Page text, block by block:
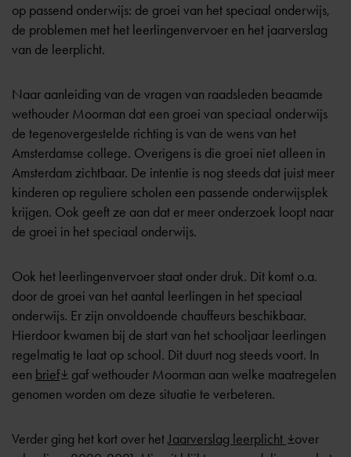
op passend onderwijs: de groei van het speciaal onderwijs,
de problemen met het leerlingenvervoer en het jaarverslag
van de leerplicht.
Naar aanleiding van de vragen van raadsleden beaamde
wethouder Moorman dat een groei van speciaal onderwijs
de tegenovergestelde richting is van de wens van het
Amsterdamse college. Overigens is die groei niet alleen in
Amsterdam zichtbaar. De intentie is nog steeds dat juist meer
kinderen op reguliere scholen een passende onderwijsplek
krijgen. Ook geeft ze aan dat er meer onderzoek loopt naar
de groei in het speciaal onderwijs.
Ook het leerlingenvervoer staat onder druk. Dit komt o.a.
door de groei van het aantal leerlingen in het speciaal
onderwijs. Er zijn onvoldoende chauffeurs beschikbaar.
Hierdoor kwamen bij de start van het schooljaar leerlingen
regelmatig te laat op school. Dit duurt nog steeds voort. In
een brief
gaf wethouder Moorman aan welke maatregelen
genomen worden om deze situatie te verbeteren.
Verder ging het kort over hetJaarverslag leerplicht
over